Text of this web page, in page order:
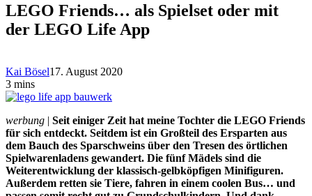
LEGO Friends… als Spielset oder mit
der LEGO Life App
Kai Bösel17. August 2020
3 mins
werbung | Seit einiger Zeit hat meine Tochter die LEGO Friends
für sich entdeckt. Seitdem ist ein Großteil des Ersparten aus
dem Bauch des Sparschweins über den Tresen des örtlichen
Spielwarenladens gewandert. Die fünf Mädels sind die
Weiterentwicklung der klassisch-gelbköpfigen Minifiguren.
Außerdem retten sie Tiere, fahren in einem coolen Bus… und